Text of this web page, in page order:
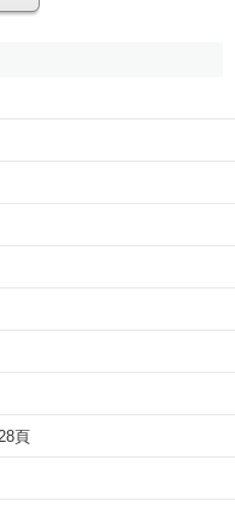
容，讓瀏覽者瞭解
電話咨詢的
切忌將網站變為一個
方便快捷地得到所
來說，學習跟蹤
情況的需要，合理地將
頁